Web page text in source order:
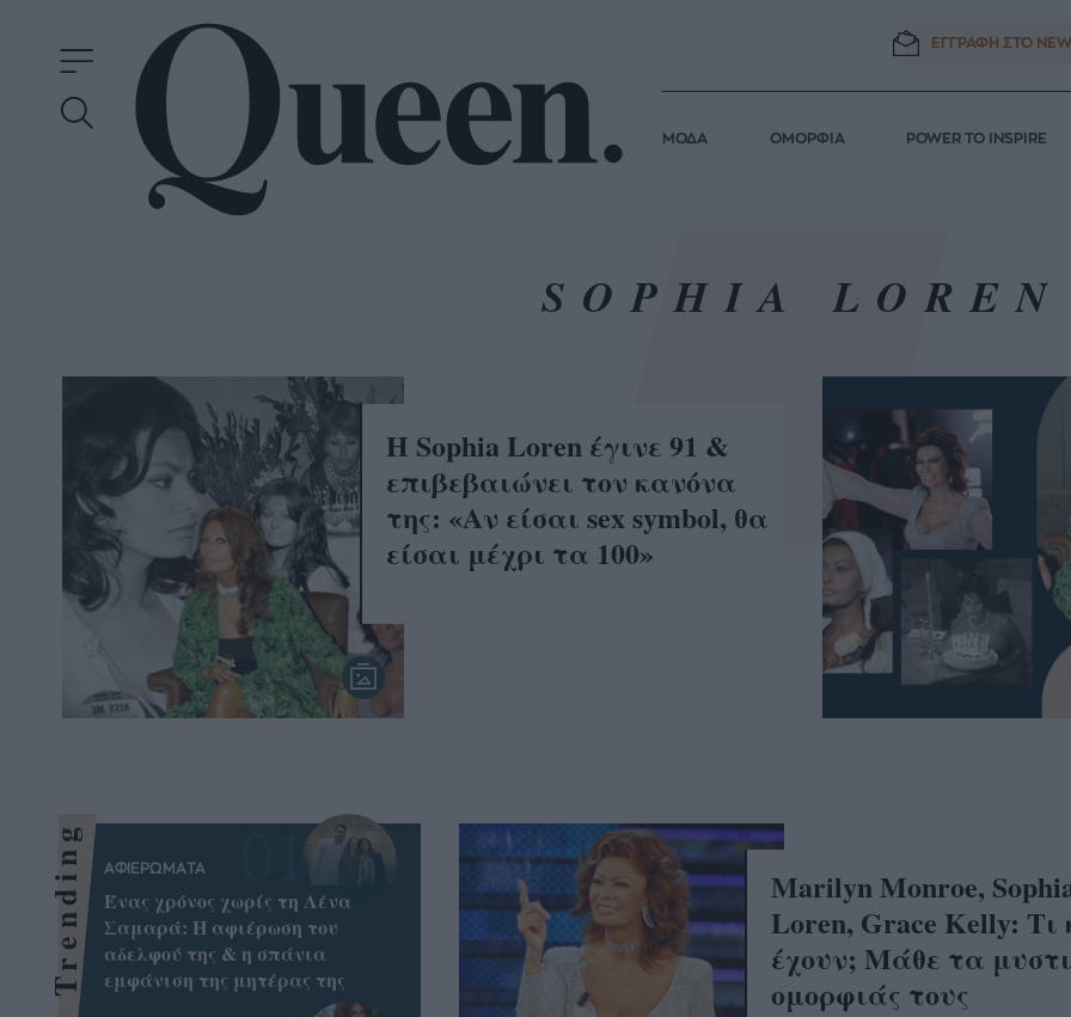
ΕΓΓΡΑΦΗ ΣΤΟ
ΜΟΔΑ ΟΜΟΡΦΙΑ POWER TO INSPIRE
SOPHIA LOREN
Η Sophia Loren έγινε 91 &
επιβεβαιώνει τον κανόνα
της: «Αν είσαι sex symbol, θα
είσαι μέχρι τα 100»
Marilyn Monroe,
Loren, Grace Kelly: Τι
έχουν; Μάθε τα
ομορφιάς τους
Trending ΑΦΙΕΡΩΜΑΤΑ
Ένας χρόνος χωρίς τη Λένα
Σαμαρά: Η αφιέρωση του
αδελφού της & η σπάνια
εμφάνιση της μητέρας της